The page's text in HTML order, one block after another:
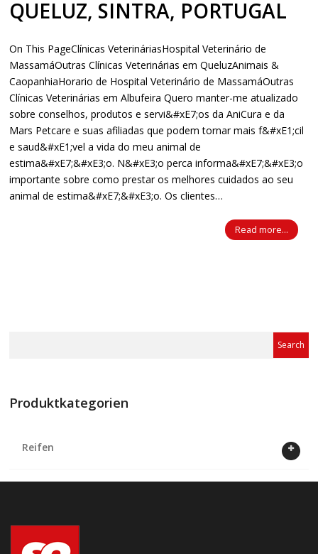
QUELUZ, SINTRA, PORTUGAL
On This PageClínicas VeterináriasHospital Veterinário de
MassamáOutras Clínicas Veterinárias em QueluzAnimais &
CaopanhiaHorario de Hospital Veterinário de MassamáOutras
Clínicas Veterinárias em Albufeira Quero manter-me atualizado
sobre conselhos, produtos e servi&#xE7;os da AniCura e da
Mars Petcare e suas afiliadas que podem tornar mais f&#xE1;cil
e saud&#xE1;vel a vida do meu animal de
estima&#xE7;&#xE3;o. N&#xE3;o perca informa&#xE7;&#xE3;o
importante sobre como prestar os melhores cuidados ao seu
animal de estima&#xE7;&#xE3;o. Os clientes…
Read more...
Produktkategorien
Reifen